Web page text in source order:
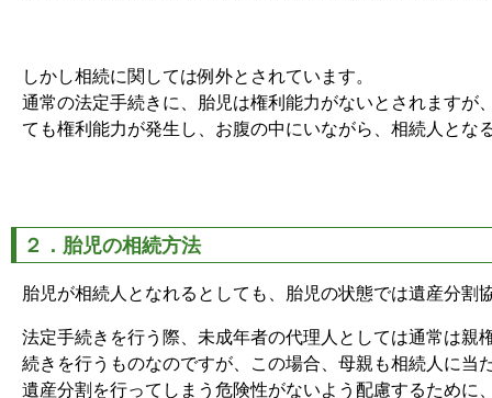
しかし相続に関しては例外とされています。
通常の法定手続きに、胎児は権利能力がないとされますが
ても権利能力が発生し、お腹の中にいながら、相続人とな
２．胎児の相続方法
胎児が相続人となれるとしても、胎児の状態では遺産分割
法定手続きを行う際、未成年者の代理人としては通常は親
続きを行うものなのですが、この場合、母親も相続人に当
遺産分割を行ってしまう危険性がないよう配慮するために